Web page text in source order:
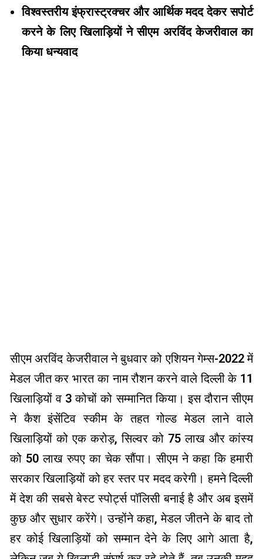
विश्वस्तरीय इंफ्रास्ट्रक्चर और आर्थिक मदद देकर सपोर्ट
करने के लिए खिलाड़ियों ने सीएम अरविंद केजरीवाल का
किया धन्यवाद
सीएम अरविंद केजरीवाल ने बुधवार को एशियन गेम्स-2022 में
मेडल जीत कर भारत का नाम रौशन करने वाले दिल्ली के 11
खिलाड़ियों व 3 कोचों को सम्मानित किया। इस दौरान सीएम
ने कैश इंसेंटिव स्कीम के तहत गोल्ड मेडल लाने वाले
खिलाड़ियों को एक करोड़, सिल्वर को 75 लाख और कांस्य
को 50 लाख रुपए का चेक सौंपा। सीएम ने कहा कि हमारी
सरकार खिलाड़ियों को हर स्तर पर मदद करेगी। हमने दिल्ली
में देश की सबसे बेस्ट स्पोर्ट्स पॉलिसी बनाई है और अब इसमें
कुछ और सुधार करेंगे। उन्होंने कहा, मेडल जीतने के बाद तो
हर कोई खिलाड़ियों को सम्मान देने के लिए आगे आता है,